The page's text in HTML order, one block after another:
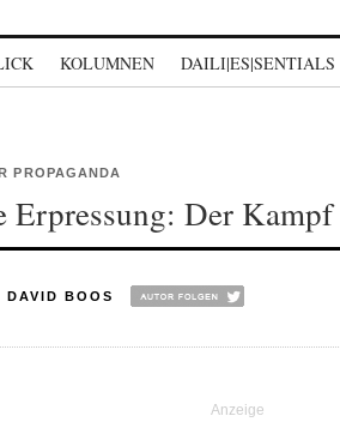
KOLUMNEN DAILI|ES|SENTIALS
PROPAGANDA
Erpressung: Der
DAVID BOOS